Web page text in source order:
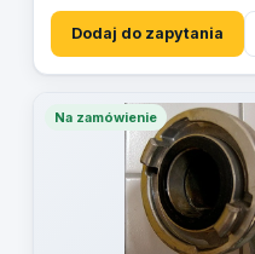
Dodaj do zapytania
Na zamówienie